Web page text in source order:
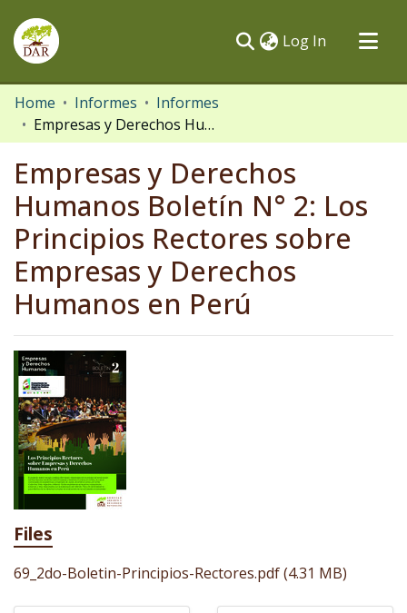
Log In (current)
Communities & Collections
All of DSpace
Home Informes
Informes
Empresas y Derechos Humanos Boletín N° 2: Los Principios Rectores sobre Empresas y Derechos Humanos en Perú
Empresas y Derechos
Humanos Boletín N° 2: Los
Principios Rectores sobre
Empresas y Derechos
Humanos en Perú
Files
69_2do-Boletin-Principios-Rectores.pdf(4.31 MB)